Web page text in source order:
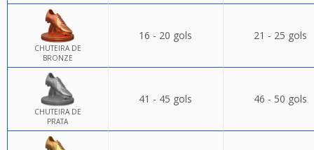
CHUTEIRA DE
BRONZE
16 - 20 gols 21 - 25 gols
CHUTEIRA DE
PRATA
41 - 45 gols 46 - 50 gols